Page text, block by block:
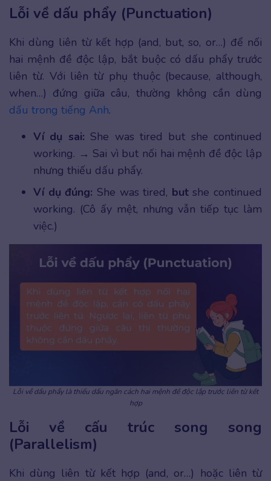
Lỗi về dấu phẩy (Punctuation)
Khi dùng liên từ kết hợp (and, but, so, or…) để nối
hai mệnh đề độc lập, bắt buộc có dấu phẩy trước
liên từ. Với liên từ phụ thuộc (because, although,
when…) đứng giữa câu, thường không cần dùng
dấu trong tiếng Anh.
Ví dụ sai: She was tired but she continued
working. → Sai vì but nối hai mệnh đề độc lập
nhưng thiếu dấu phẩy.
Ví dụ đúng: She was tired, butshe continued
working. (Cô ấy mệt, nhưng vẫn tiếp tục làm
việc.)
Lỗi về dấu phẩy là thiếu dấu ngăn cách hai mệnh đề độc lập trước liên từ kết
hợp
Lỗi về cấu trúc song song
(Parallelism)
Khi dùng liên từ kết hợp (and, or…) hoặc liên từ